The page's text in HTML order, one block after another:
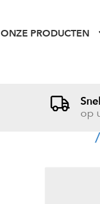
ONZE PRODUCTEN
op